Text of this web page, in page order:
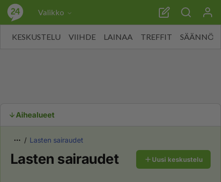
Valikko
KESKUSTELU VIIHDE LAINAA TREFFIT SÄÄNNÖT
Aihealueet
Lasten sairaudet
Lasten sairaudet Uusi keskustelu